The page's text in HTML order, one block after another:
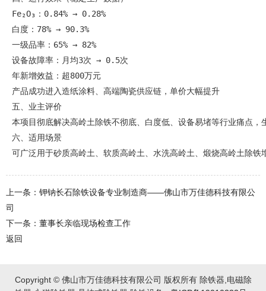
Fe₂O₃：0.84% → 0.28%
白度：78% → 90.3%
一级品率：65% → 82%
设备故障率：月均3次 → 0.5次
年新增效益：超800万元
产品成功进入造纸涂料、高端陶瓷供应链，单价大幅提升
五、业主评价
本项目彻底解决高岭土除铁不彻底、白度低、设备易堵等行业痛点
六、适用场景
可广泛用于砂质高岭土、软质高岭土、水洗高岭土、煅烧高岭土除
上一条：钾钠长石除铁设备专业制造商——佛山市万佳德科技有限公
司
下一条：董事长亲临现场检查工作
返回
Copyright © 佛山市万佳德科技有限公司 版权所有 除铁器,电磁除